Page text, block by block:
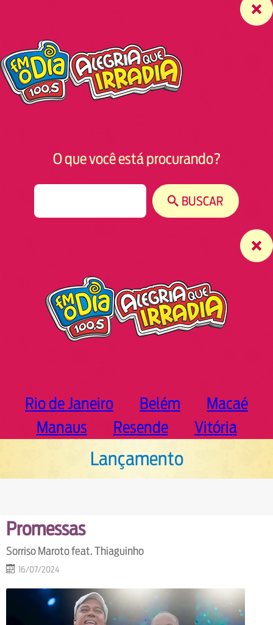
O que você está procurando?
BUSCAR
Rio de Janeiro Belém
Macaé
Manaus
Resende Vitória
Lançamento
Promessas
Sorriso Maroto feat. Thiaguinho
16/07/2024